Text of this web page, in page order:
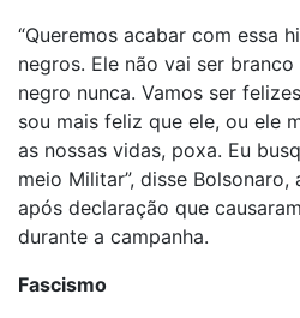
“Queremos acabar com essa
negros. Ele não vai ser
negro nunca. Vamos ser
sou mais feliz que ele, ou ele
as nossas vidas, poxa. Eu
meio Militar”, disse
após declaração que
durante a campanha.
Fascismo